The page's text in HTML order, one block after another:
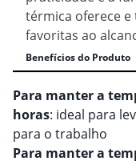
térmica oferece e
favoritas ao
Benefícios do Produto
Para manter a
horas: ideal para
para o trabalho
Para manter a